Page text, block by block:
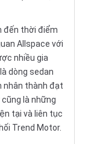
đến thời điểm
Allspace với
nhiều gia
dòng sedan
nhân thành đạt
cũng là những
tại và liên tục
Trend Motor.